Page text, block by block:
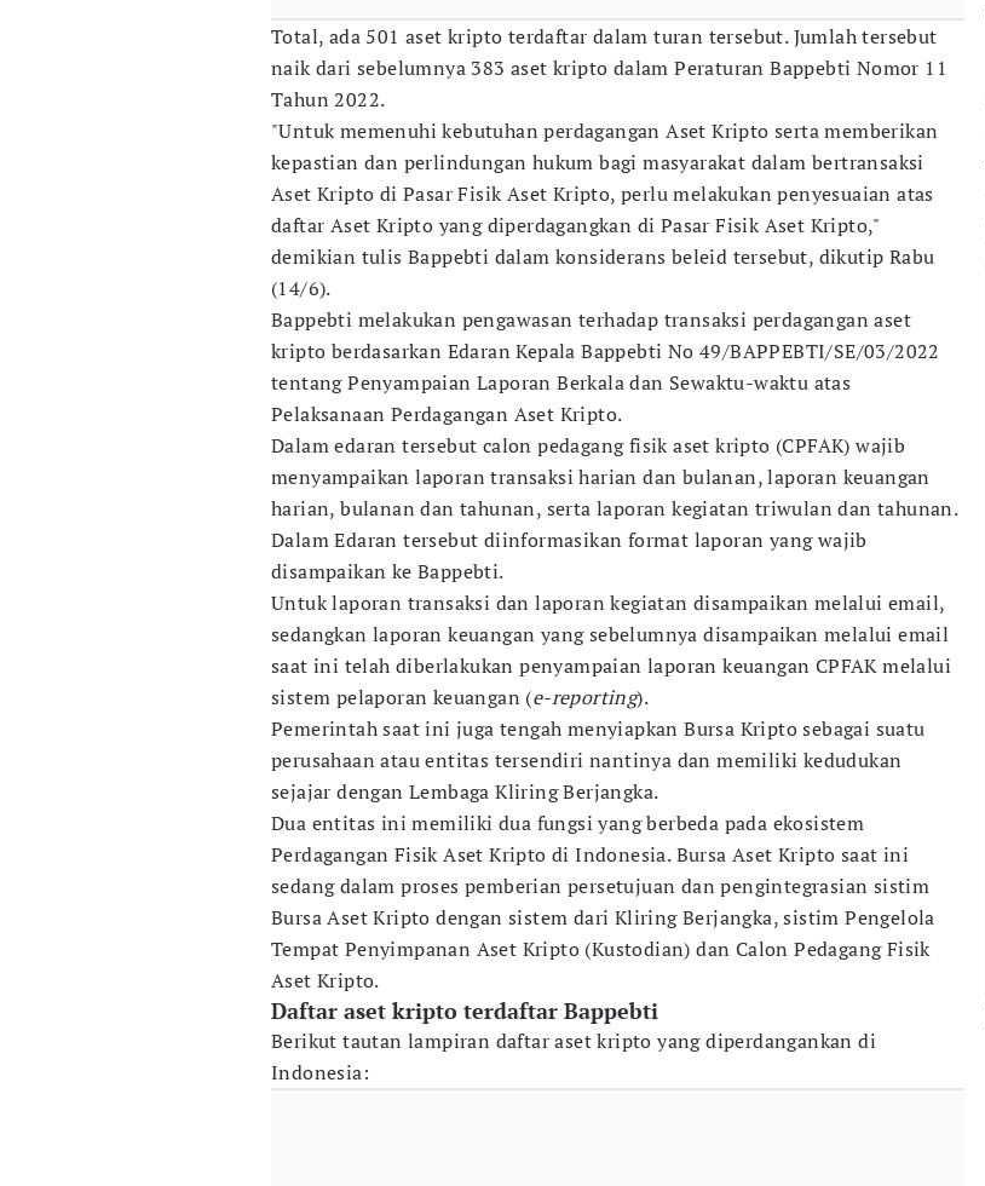
Total, ada 501 aset kripto terdaftar dalam turan tersebut. Jumlah tersebut
naik dari sebelumnya 383 aset kripto dalam Peraturan Bappebti Nomor 11
Tahun 2022.
"Untuk memenuhi kebutuhan perdagangan Aset Kripto serta memberikan
kepastian dan perlindungan hukum bagi masyarakat dalam bertransaksi
Aset Kripto di Pasar Fisik Aset Kripto, perlu melakukan penyesuaian atas
daftar Aset Kripto yang diperdagangkan di Pasar Fisik Aset Kripto,"
demikian tulis Bappebti dalam konsiderans beleid tersebut, dikutip Rabu
(14/6).
Bappebti melakukan pengawasan terhadap transaksi perdagangan aset
kripto berdasarkan Edaran Kepala Bappebti No 49/BAPPEBTI/SE/03/2022
tentang Penyampaian Laporan Berkala dan Sewaktu-waktu atas
Pelaksanaan Perdagangan Aset Kripto.
Dalam edaran tersebut calon pedagang fisik aset kripto (CPFAK) wajib
menyampaikan laporan transaksi harian dan bulanan, laporan keuangan
harian, bulanan dan tahunan, serta laporan kegiatan triwulan dan tahunan.
Dalam Edaran tersebut diinformasikan format laporan yang wajib
disampaikan ke Bappebti.
Untuk laporan transaksi dan laporan kegiatan disampaikan melalui email,
sedangkan laporan keuangan yang sebelumnya disampaikan melalui email
saat ini telah diberlakukan penyampaian laporan keuangan CPFAK melalui
sistem pelaporan keuangan (e-reporting).
Pemerintah saat ini juga tengah menyiapkan Bursa Kripto sebagai suatu
perusahaan atau entitas tersendiri nantinya dan memiliki kedudukan
sejajar dengan Lembaga Kliring Berjangka.
Dua entitas ini memiliki dua fungsi yang berbeda pada ekosistem
Perdagangan Fisik Aset Kripto di Indonesia. Bursa Aset Kripto saat ini
sedang dalam proses pemberian persetujuan dan pengintegrasian sistim
Bursa Aset Kripto dengan sistem dari Kliring Berjangka, sistim Pengelola
Tempat Penyimpanan Aset Kripto (Kustodian) dan Calon Pedagang Fisik
Aset Kripto.
Daftar aset kripto terdaftar Bappebti
Berikut tautan lampiran daftar aset kripto yang diperdangankan di
Indonesia: